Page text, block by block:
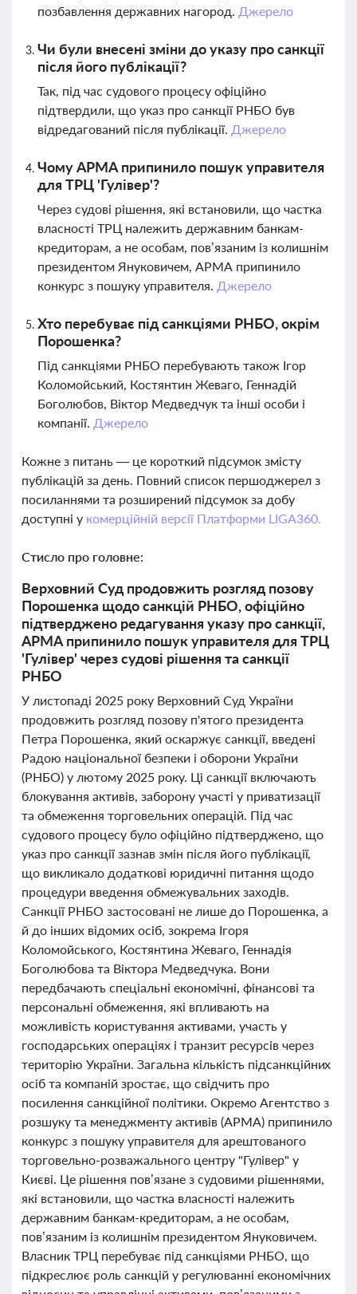
позбавлення державних нагород. Джерело
Чи були внесені зміни до указу про санкції
після його публікації?
Так, під час судового процесу офіційно
підтвердили, що указ про санкції РНБО був
відредагований після публікації. Джерело
Чому АРМА припинило пошук управителя
для ТРЦ 'Гулівер'?
Через судові рішення, які встановили, що частка
власності ТРЦ належить державним банкам-
кредиторам, а не особам, пов’язаним із колишнім
президентом Януковичем, АРМА припинило
конкурс з пошуку управителя. Джерело
Хто перебуває під санкціями РНБО, окрім
Порошенка?
Під санкціями РНБО перебувають також Ігор
Коломойський, Костянтин Жеваго, Геннадій
Боголюбов, Віктор Медведчук та інші особи і
компанії. Джерело
Кожне з питань — це короткий підсумок змісту
публікацій за день. Повний список першоджерел з
посиланнями та розширений підсумок за добу
доступні у комерційній версії Платформи LIGA360.
Стисло про головне:
Верховний Суд продовжить розгляд позову
Порошенка щодо санкцій РНБО, офіційно
підтверджено редагування указу про санкції,
АРМА припинило пошук управителя для ТРЦ
'Гулівер' через судові рішення та санкції
РНБО
У листопаді 2025 року Верховний Суд України
продовжить розгляд позову п'ятого президента
Петра Порошенка, який оскаржує санкції, введені
Радою національної безпеки і оборони України
(РНБО) у лютому 2025 року. Ці санкції включають
блокування активів, заборону участі у приватизації
та обмеження торговельних операцій. Під час
судового процесу було офіційно підтверджено, що
указ про санкції зазнав змін після його публікації,
що викликало додаткові юридичні питання щодо
процедури введення обмежувальних заходів.
Санкції РНБО застосовані не лише до Порошенка, а
й до інших відомих осіб, зокрема Ігоря
Коломойського, Костянтина Жеваго, Геннадія
Боголюбова та Віктора Медведчука. Вони
передбачають спеціальні економічні, фінансові та
персональні обмеження, які впливають на
можливість користування активами, участь у
господарських операціях і транзит ресурсів через
територію України. Загальна кількість підсанкційних
осіб та компаній зростає, що свідчить про
посилення санкційної політики. Окремо Агентство з
розшуку та менеджменту активів (АРМА) припинило
конкурс з пошуку управителя для арештованого
торговельно-розважального центру "Гулівер" у
Києві. Це рішення пов’язане з судовими рішеннями,
які встановили, що частка власності належить
державним банкам-кредиторам, а не особам,
пов’язаним із колишнім президентом Януковичем.
Власник ТРЦ перебуває під санкціями РНБО, що
підкреслює роль санкцій у регулюванні економічних